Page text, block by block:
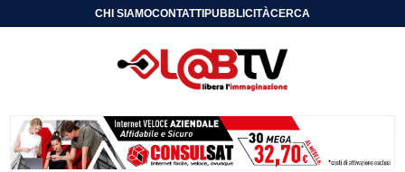
CHI SIAMOCONTATTIPUBBLICITÀCERCA